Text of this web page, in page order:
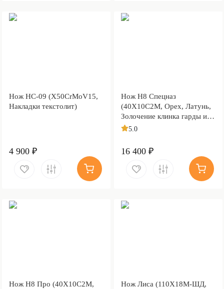
Нож НС-09 (X50CrMoV15,
Накладки текстолит)
4 900 ₽
Нож Н8 Спецназ
(40Х10С2М, Орех, Латунь,
Золочение клинка гарды и
тыльника)
5.0
16 400 ₽
Нож Н8 Про (40Х10С2М,
Нож Лиса (110Х18М-ШД,